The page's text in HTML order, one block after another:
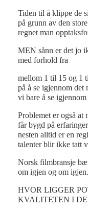
Tiden til å klippe de
på grunn av den
regnet man
MEN sånn er det jo
med forhold fra
mellom 1 til 15 og 1
på å se igjennom
vi bare å se
Problemet er også at
får bygd på
nesten alltid er en
talenter blir ikke tatt
Norsk filmbransje
om igjen og om igjen.
HVOR LIGGER
KVALITETEN I